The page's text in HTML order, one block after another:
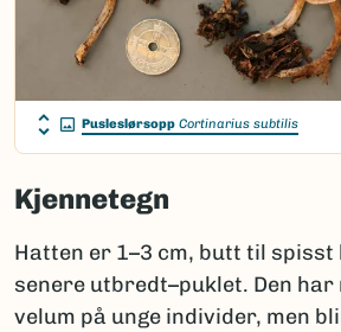
Pusleslørsopp Cortinarius subtilis
Kjennetegn
Hatten er 1–3 cm, butt til
senere utbredt–puklet. Den
velum på unge individer, men